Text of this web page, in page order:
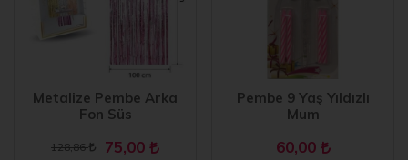
Metalize Pembe Arka
Fon Süs
128,86 75,00
Pembe 9 Yaş Yıldızlı
Mum
60,00